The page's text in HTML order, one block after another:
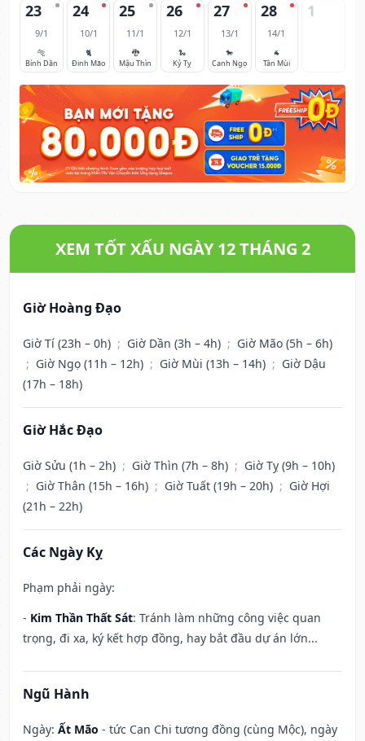
23
9/1
🐅
Bính Dần
24
10/1
🐈
Đinh Mão
25
11/1
🐉
Mậu Thìn
26
12/1
🐍
Kỷ Tỵ
27
13/1
🐎
Canh Ngọ
28
14/1
🐐
Tân Mùi
1
XEM TỐT XẤU NGÀY 12 THÁNG 2
Giờ Hoàng Đạo
Giờ Tí (23h – 0h) ; Giờ Dần (3h – 4h) ; Giờ Mão (5h – 6h)
; Giờ Ngọ (11h – 12h) ; Giờ Mùi (13h – 14h) ; Giờ Dậu
(17h – 18h)
Giờ Hắc Đạo
Giờ Sửu (1h – 2h) ; Giờ Thìn (7h – 8h) ; Giờ Tỵ (9h – 10h)
; Giờ Thân (15h – 16h) ; Giờ Tuất (19h – 20h) ; Giờ Hợi
(21h – 22h)
Các Ngày Kỵ
Phạm phải ngày:
- Kim Thần Thất Sát: Tránh làm những công việc quan
trọng, đi xa, ký kết hợp đồng, hay bắt đầu dự án lớn...
Ngũ Hành
Ngày: Ất Mão - tức Can Chi tương đồng (cùng Mộc), ngày